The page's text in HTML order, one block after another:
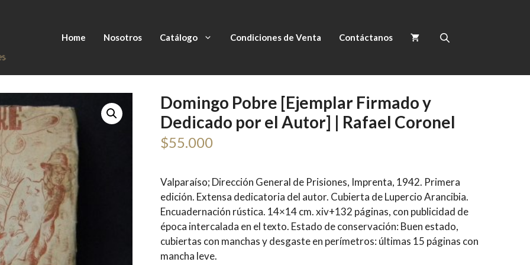
Home Nosotros Catálogo Condiciones de Venta Contáctanos
Domingo Pobre [Ejemplar Firmado y
Dedicado por el Autor] | Rafael Coronel
$55.000
Valparaíso; Dirección General de Prisiones, Imprenta, 1942. Primera
edición. Extensa dedicatoria del autor. Cubierta de Lupercio Arancibia.
Encuadernación rústica. 14×14 cm. xiv+132 páginas, con publicidad de
época intercalada en el texto. Estado de conservación: Buen estado,
cubiertas con manchas y desgaste en perímetros: últimas 15 páginas con
mancha leve.